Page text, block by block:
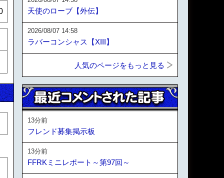
天使のローブ【外伝】
2026/08/07 14:58
ラバーコンシャス【XIII】
人気のページをもっと見る
13分前
フレンド募集掲示板
13分前
FFRKミニレポート～第97回～